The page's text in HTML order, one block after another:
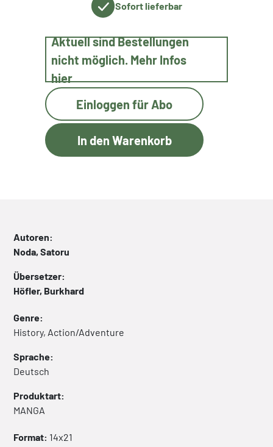
Sofort lieferbar
Aktuell sind Bestellungen
nicht möglich. Mehr Infos
hier
Einloggen für Abo
Autoren:
Noda, Satoru
Übersetzer:
Höfler, Burkhard
Genre:
History, Action/Adventure
Sprache:
Deutsch
Produktart:
MANGA
Format: 14x21